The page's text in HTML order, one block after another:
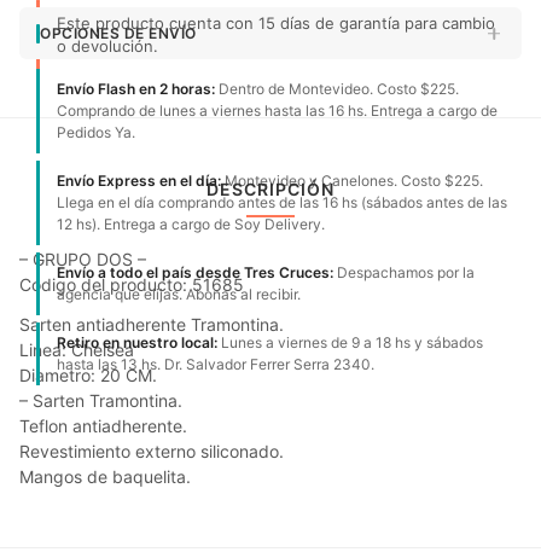
Este producto cuenta con 15 días de garantía para cambio
o devolución.
OPCIONES DE ENVÍO
Envío Flash en 2 horas: Dentro de Montevideo. Costo $225.
Comprando de lunes a viernes hasta las 16 hs. Entrega a cargo de
Pedidos Ya.
Envío Express en el día:Montevideo y Canelones. Costo $225.
Llega en el día comprando antes de las 16 hs (sábados antes de las
12 hs). Entrega a cargo de Soy Delivery.
Envío a todo el país desde Tres Cruces: Despachamos por la
agencia que elijas. Abonas al recibir.
Retiro en nuestro local: Lunes a viernes de 9 a 18 hs y sábados
hasta las 13 hs. Dr. Salvador Ferrer Serra 2340.
DESCRIPCIÓN
– GRUPO DOS –
Código del producto: 51685
Sarten antiadherente Tramontina.
Linea: Chelsea
Diametro: 20 CM.
– Sarten Tramontina.
Teflon antiadherente.
Revestimiento externo siliconado.
Mangos de baquelita.